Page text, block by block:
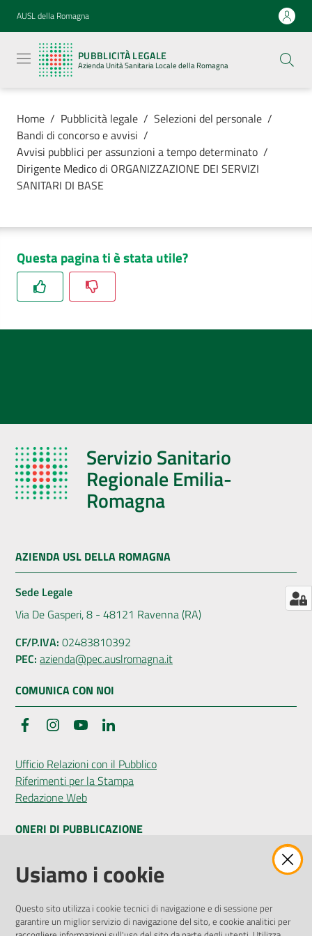
Vai al contenuto
Vai alla navigazione
Vai al footer
AUSL della Romagna
PUBBLICITÀ LEGALE
Azienda Unità Sanitaria Locale della Romagna
legale
Azienda
Unità
Locale della
Azienda
Servizi
Luoghi di
cura
AUSL
Home / Pubblicità legale / Selezioni del personale /
Bandi di concorso e avvisi /
Avvisi pubblici per assunzioni a tempo determinato /
Dirigente Medico di ORGANIZZAZIONE DEI SERVIZI
SANITARI DI BASE
Questa pagina ti è stata utile?
Servizio Sanitario
Regionale Emilia-
Romagna
AZIENDA USL DELLA ROMAGNA
Sede Legale
Via De Gasperi, 8 - 48121 Ravenna (RA)
CF/P.IVA: 02483810392
PEC: azienda@pec.auslromagna.it
COMUNICA CON NOI
FacebookInstagramYouTube
Ufficio Relazioni con il Pubblico
Riferimenti per la Stampa
Redazione Web
ONERI DI PUBBLICAZIONE
Amministrazione Trasparente
Pubblicità legale
Privacy Policy
Attuazione Misure PNRR
Usiamo i cookie
Questo sito utilizza i cookie tecnici di navigazione e di sessione per
garantire un miglior servizio di navigazione del sito, e cookie analitici per